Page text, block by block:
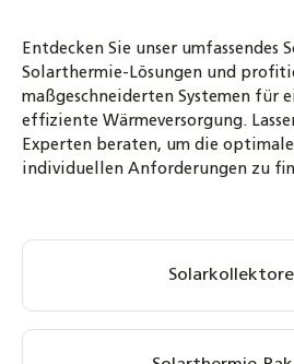
Entdecken Sie unser umfassendes
Solarthermie-Lösungen und
maßgeschneiderten Systemen für
effiziente Wärmeversorgung.
Experten beraten, um die
individuellen Anforderungen zu
Kategoriegalerie überspringen